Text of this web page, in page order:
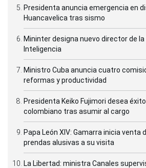
Presidenta anuncia emergencia en
Huancavelica tras sismo
Mininter designa nuevo director de la
Inteligencia
Ministro Cuba anuncia cuatro
reformas y productividad
Presidenta Keiko Fujimori desea
colombiano tras asumir al cargo
Papa León XIV: Gamarra inicia venta
prendas alusivas a su visita
La Libertad: ministra Canales